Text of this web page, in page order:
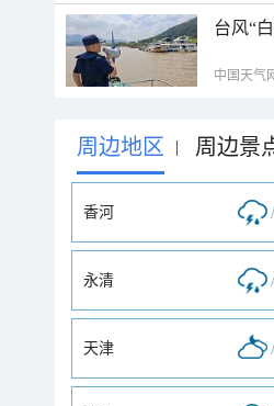
台风“
中国天气
周边地区 | 周边景
香河 /
永清 /
天津 /